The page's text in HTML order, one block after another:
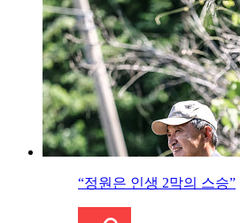
“정원은 인생 2막의 스승”